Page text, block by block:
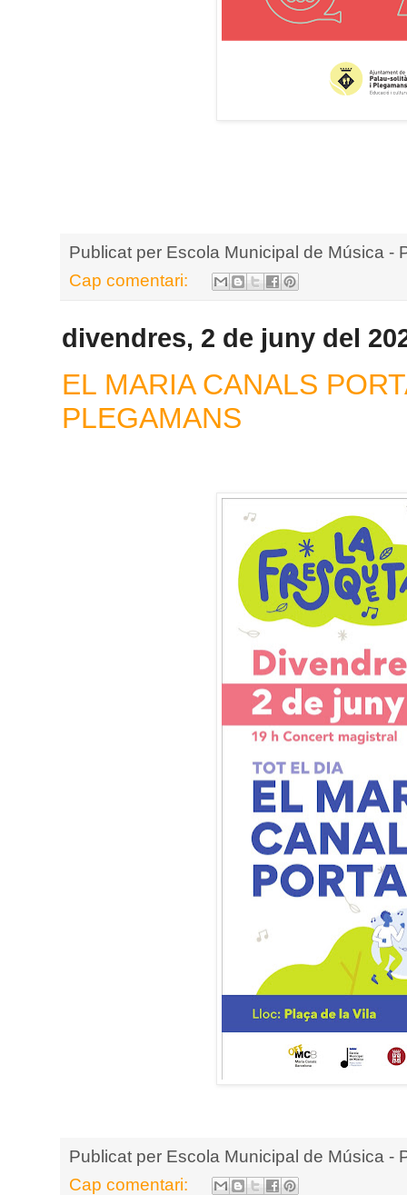
Publicat per Escola Municipal de Música -
Cap comentari:
divendres, 2 de juny del
EL MARIA CANALS
PLEGAMANS
Publicat per Escola Municipal de Música -
Cap comentari: